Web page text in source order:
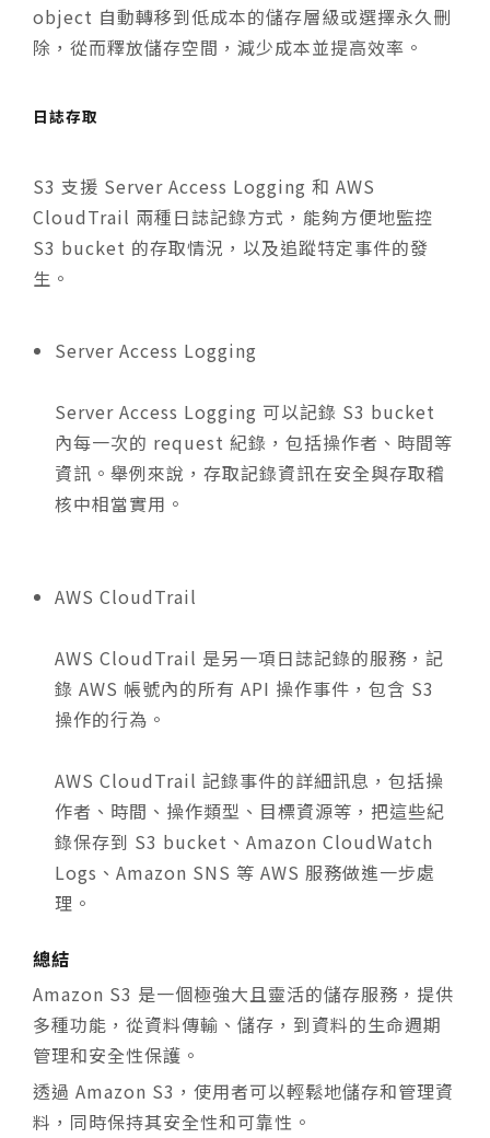
object 自動轉移到低成本的儲存層級或選擇永久刪
除，從而釋放儲存空間，減少成本並提高效率。
日誌存取
S3 支援 Server Access Logging 和 AWS
CloudTrail 兩種日誌記錄方式，能夠方便地監控
S3 bucket 的存取情況，以及追蹤特定事件的發
生。
Server Access Logging
Server Access Logging 可以記錄 S3 bucket
內每一次的 request 紀錄，包括操作者、時間等
資訊。舉例來說，存取記錄資訊在安全與存取稽
核中相當實用。
AWS CloudTrail
AWS CloudTrail 是另一項日誌記錄的服務，記
錄 AWS 帳號內的所有 API 操作事件，包含 S3
操作的行為。
AWS CloudTrail 記錄事件的詳細訊息，包括操
作者、時間、操作類型、目標資源等，把這些紀
錄保存到 S3 bucket、Amazon CloudWatch
Logs、Amazon SNS 等 AWS 服務做進一步處
理。
總結
Amazon S3 是一個極強大且靈活的儲存服務，提供
多種功能，從資料傳輸、儲存，到資料的生命週期
管理和安全性保護。
透過 Amazon S3，使用者可以輕鬆地儲存和管理資
料，同時保持其安全性和可靠性。